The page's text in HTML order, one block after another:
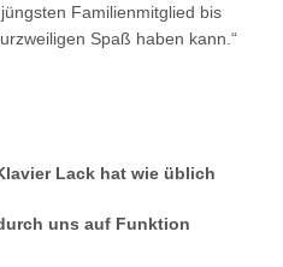
Familienmitglied bis
Spaß haben kann.“
Lack hat wie üblich
uns auf Funktion